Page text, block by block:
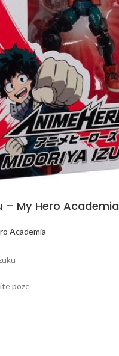
– My Hero Academia
Academia
poze